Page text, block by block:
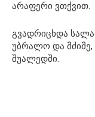
არაფერი ვთქვით.
გვადრიცხდა
უბრალო და
შუალედში.